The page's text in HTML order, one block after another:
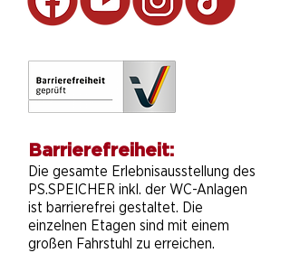
Barrierefreiheit:
Die gesamte Erlebnisausstellung des
PS.SPEICHER inkl. der WC-Anlagen
ist barrierefrei gestaltet. Die
einzelnen Etagen sind mit einem
großen Fahrstuhl zu erreichen.